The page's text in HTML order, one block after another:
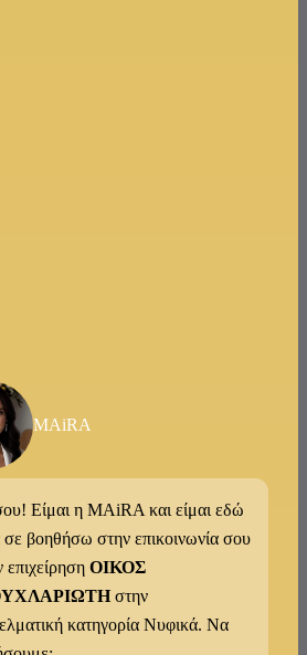
MAiRA
Είμαι η MAiRA και είμαι εδώ
σε βοηθήσω στην επικοινωνία σου
επιχείρηση ΟΙΚΟΣ
στην
κατηγορία Νυφικά. Να
DJ